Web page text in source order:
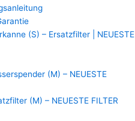
(S) – Ersatzfilter | NEUESTE
(M) – NEUESTE
(M) – NEUESTE FILTER